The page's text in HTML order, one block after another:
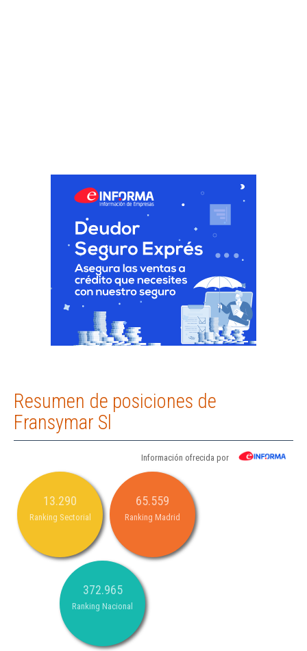
Resumen de posiciones de
Fransymar Sl
Información ofrecida por
13.290
Ranking Sectorial
65.559
Ranking Madrid
372.965
Ranking Nacional